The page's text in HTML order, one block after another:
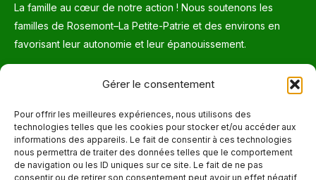
Gérer le consentement
Pour offrir les meilleures expériences, nous utilisons des
technologies telles que les cookies pour stocker et/ou accéder aux
informations des appareils. Le fait de consentir à ces technologies
nous permettra de traiter des données telles que le comportement
de navigation ou les ID uniques sur ce site. Le fait de ne pas
consentir ou de retirer son consentement peut avoir un effet négatif
La famille au cœur de notre action ! Nous soutenons les
familles de Rosemont–La Petite-Patrie et des environs en
favorisant leur autonomie et leur épanouissement.
Courriel
info@maisonnettedesparents.org